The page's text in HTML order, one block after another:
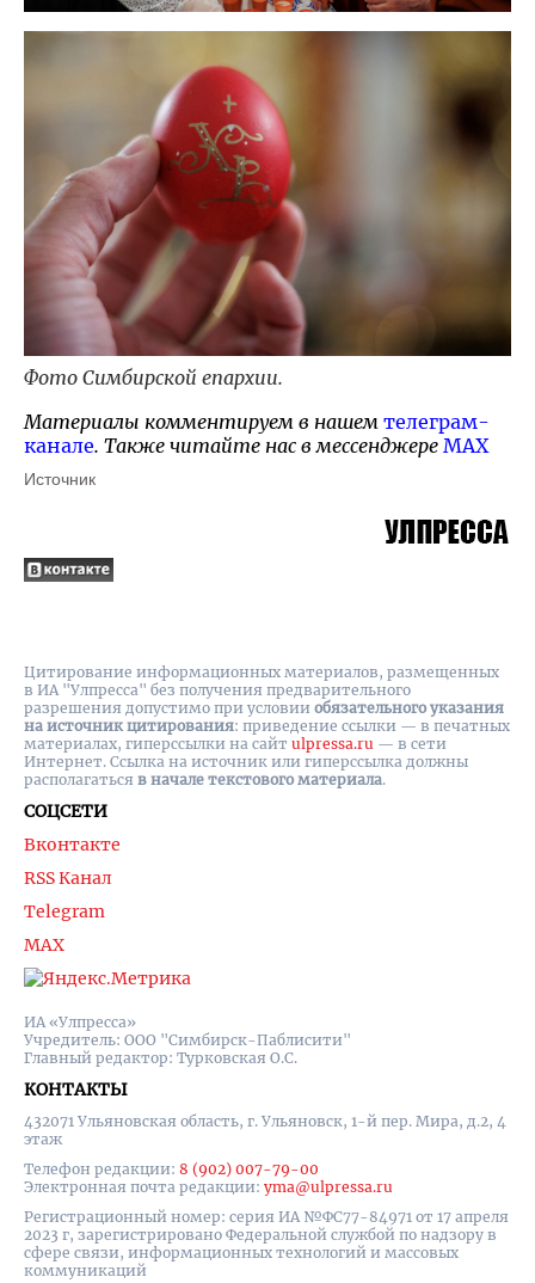
Фото Симбирской епархии.
Материалы комментируем в нашем телеграм-
канале. Также читайте нас в мессенджере MAX
Источник
ИА «Улпресса»
Учредитель: ООО "Симбирск-Паблисити"
Главный редактор: Турковская О.С.
КОНТАКТЫ
432071 Ульяновская область, г. Ульяновск, 1-й пер. Мира, д.2, 4
этаж
Телефон редакции: 8 (902) 007-79-00
Электронная почта редакции: yma@ulpressa.ru
Регистрационный номер: серия ИА №ФС77-84971 от 17 апреля
2023 г, зарегистрировано Федеральной службой по надзору в
сфере связи, информационных технологий и массовых
коммуникаций
СОЦСЕТИ
Вконтакте
RSS Канал
Telegram
MAX
Цитирование информационных материалов, размещенных
в ИА "Улпресса" без получения предварительного
разрешения допустимо при условии обязательного указания
на источник цитирования: приведение ссылки — в печатных
материалах, гиперссылки на cайт ulpressa.ru — в сети
Интернет. Ссылка на источник или гиперссылка должны
располагаться в начале текстового материала.